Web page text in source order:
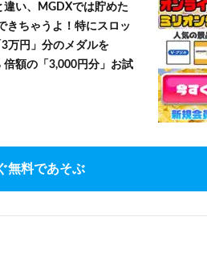
い、MGDXでは貯めた
きちゃうよ！特にスロッ
万円」分のメダルを
倍額の「3,000円分」お試
無料であそぶ